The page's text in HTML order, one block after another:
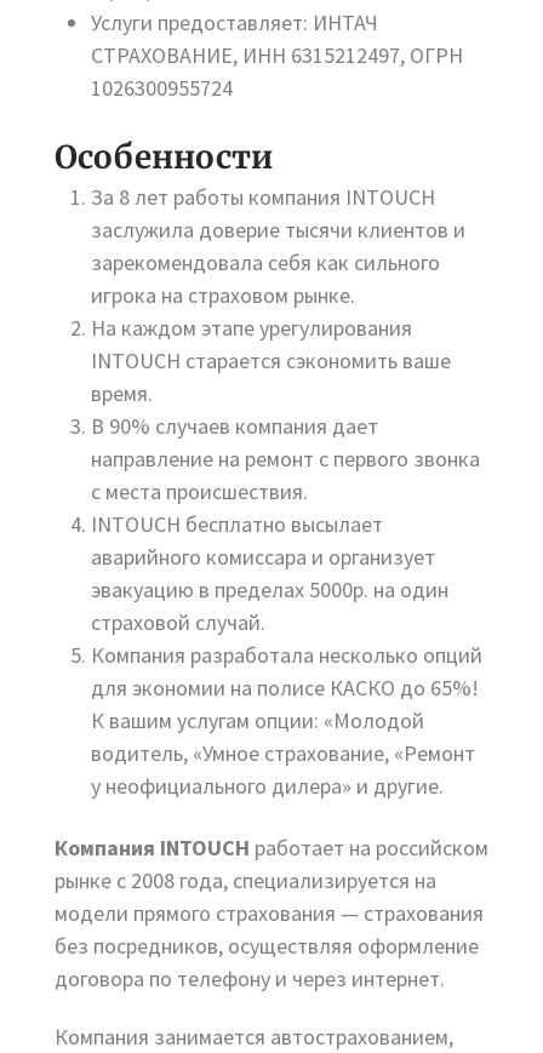
Услуги предоставляет: ИНТАЧ
СТРАХОВАНИЕ, ИНН 6315212497, ОГРН
1026300955724
Особенности
За 8 лет работы компания INTOUCH
заслужила доверие тысячи клиентов и
зарекомендовала себя как сильного
игрока на страховом рынке.
На каждом этапе урегулирования
INTOUCH старается сэкономить ваше
время.
В 90% случаев компания дает
направление на ремонт с первого звонка
с места происшествия.
INTOUCH бесплатно высылает
аварийного комиссара и организует
эвакуацию в пределах 5000р. на один
страховой случай.
Компания разработала несколько опций
для экономии на полисе КАСКО до 65%!
К вашим услугам опции: «Молодой
водитель, «Умное страхование, «Ремонт
у неофициального дилера» и другие.
Компания INTOUCH работает на российском
рынке с 2008 года, специализируется на
модели прямого страхования — страхования
без посредников, осуществляя оформление
договора по телефону и через интернет.
Компания занимается автостра­хованием,